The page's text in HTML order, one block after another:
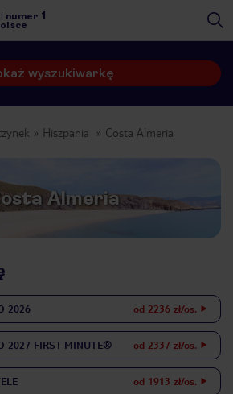
numer 1
wyszukiwarkę
Hiszpania Costa Almeria
Almeria
2026 od 2236 zł/os.
2027 FIRST MINUTE® od 2337 zł/os.
od 1913 zł/os.